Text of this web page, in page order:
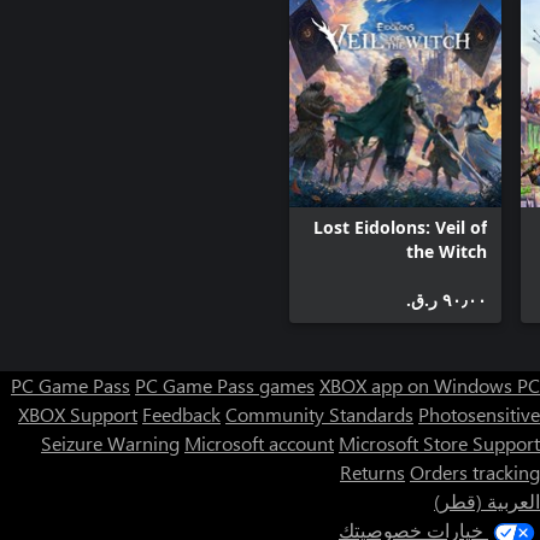
Lost Eidolons: Veil of
the Witch
٩٠٫٠٠ ر.ق.‏
PC Game Pass PC Game Pass games XBOX app on Windows PC
XBOX Support FeedbackCommunity Standards Photosensitive
Seizure Warning Microsoft account Microsoft Store Support
Returns Orders tracking
العربية (قطر)
خيارات خصوصيتك